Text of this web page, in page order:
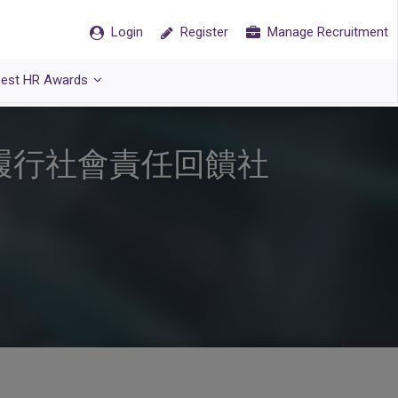
Login Register Manage Recruitment
HR Awards
行社會責任回饋社